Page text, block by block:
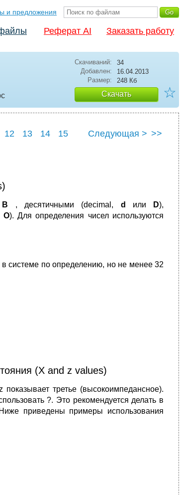
и предложения
Реферат AI Заказать работу
Скачиваний:
34
Добавлен:
16.04.2013
Размер:
248 Кб
Скачать ☆
12 13 14
15
Следующая > >>
B , десятичными (decimal, d или D),
O). Для определения чисел используются
в системе по определению, но не менее 32
(X and z values)
третье (высокоимпедансное).
?. Это рекомендуется делать в
приведены примеры использования